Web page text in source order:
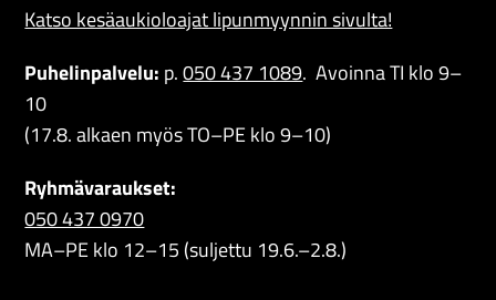
Katso kesäaukioloajat lipunmyynnin sivulta!
Puhelinpalvelu: p.050 437 1089. Avoinna TI klo 9–
10
(17.8. alkaen myös TO–PE klo 9–10)
Ryhmävaraukset:
050 437 0970
MA–PE klo 12–15 (suljettu 19.6.–2.8.)